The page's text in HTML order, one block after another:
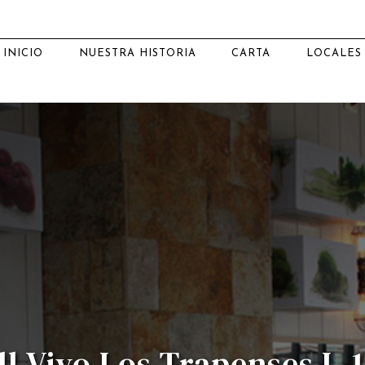
INICIO NUESTRA HISTORIA CARTA LOCALES